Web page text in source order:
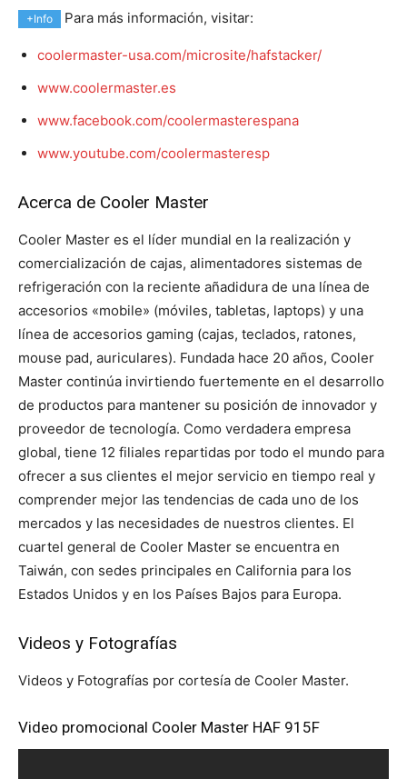
+Info Para más información, visitar:
coolermaster-usa.com/microsite/hafstacker/
www.coolermaster.es
www.facebook.com/coolermasterespana
www.youtube.com/coolermasteresp
Acerca de Cooler Master
Cooler Master es el líder mundial en la realización y
comercialización de cajas, alimentadores sistemas de
refrigeración con la reciente añadidura de una línea de
accesorios «mobile» (móviles, tabletas, laptops) y una
línea de accesorios gaming (cajas, teclados, ratones,
mouse pad, auriculares). Fundada hace 20 años, Cooler
Master continúa invirtiendo fuertemente en el desarrollo
de productos para mantener su posición de innovador y
proveedor de tecnología. Como verdadera empresa
global, tiene 12 filiales repartidas por todo el mundo para
ofrecer a sus clientes el mejor servicio en tiempo real y
comprender mejor las tendencias de cada uno de los
mercados y las necesidades de nuestros clientes. El
cuartel general de Cooler Master se encuentra en
Taiwán, con sedes principales en California para los
Estados Unidos y en los Países Bajos para Europa.
Videos y Fotografías
Videos y Fotografías por cortesía de Cooler Master.
Video promocional Cooler Master HAF 915F